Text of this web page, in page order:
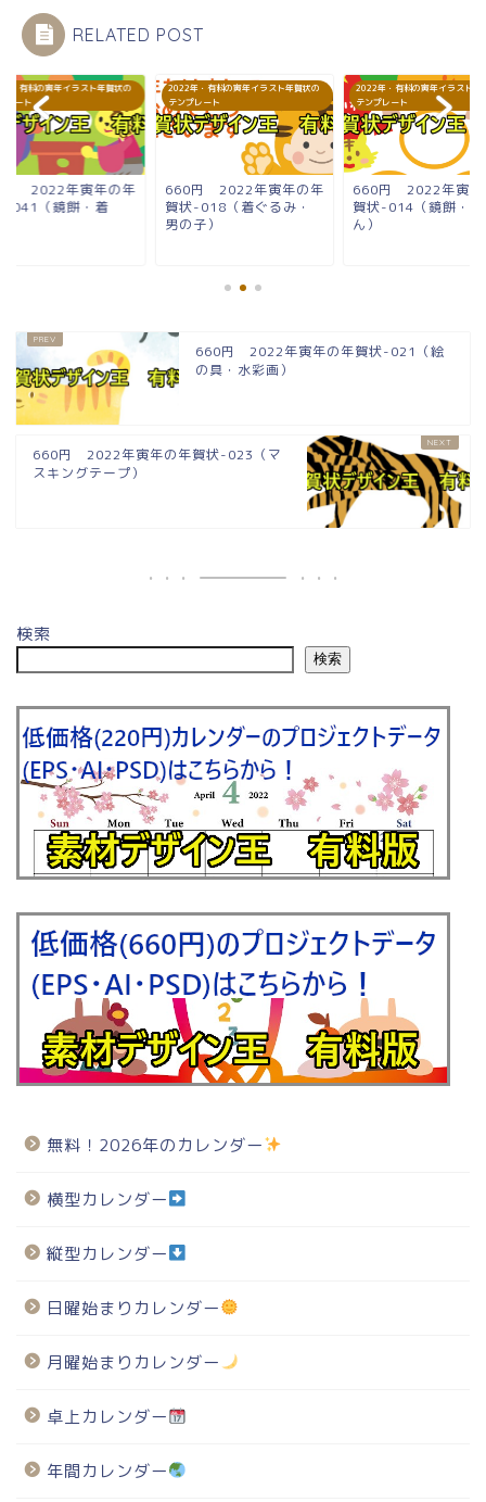
RELATED POST
・有料の寅年イラスト年賀状の
レート
2022年寅年の年
-041（鏡餅・着
2022年・有料の寅年イラスト年賀状の
テンプレート
660円 2022年寅年の年
賀状-018（着ぐるみ・
男の子）
2022年・有料の寅年イラスト年
テンプレート
660円 2022年寅年
賀状-014（鏡餅・
ん）
660円 2022年寅年の年賀状-021（絵
の具・水彩画）
660円 2022年寅年の年賀状-023（マ
スキングテープ）
検索
検索
無料！2026年のカレンダー
横型カレンダー
縦型カレンダー
日曜始まりカレンダー
月曜始まりカレンダー
卓上カレンダー
年間カレンダー